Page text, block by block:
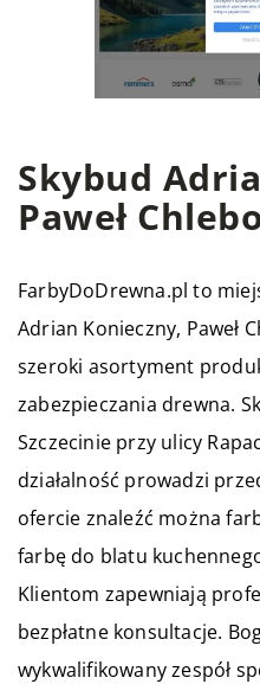
Skybud
Paweł
FarbyDoDrewna.pl to
Adrian Konieczny, Paweł
szeroki asortyment
zabezpieczania drewna.
Szczecinie przy ulicy
działalność prowadzi
ofercie znaleźć można
farbę do blatu
Klientom zapewniają
bezpłatne konsultacje.
wykwalifikowany zespół